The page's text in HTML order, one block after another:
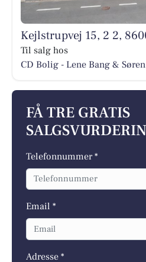
Kejlstrupvej 15, 2 2,
Til salg hos
CD Bolig - Lene Bang &
FÅ TRE GRATIS
Telefonnummer *
Email *
Adresse *